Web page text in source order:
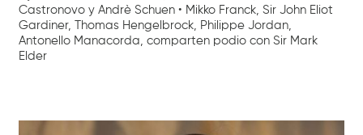
Castronovo y Andrè Schuen • Mikko Franck, Sir John Eliot
Gardiner, Thomas Hengelbrock, Philippe Jordan,
Antonello Manacorda, comparten podio con Sir Mark
Elder